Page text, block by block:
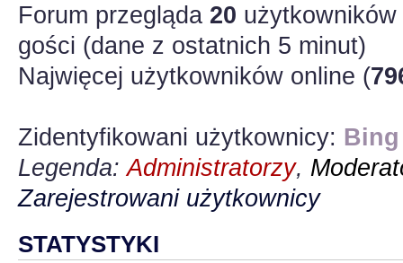
Forum przegląda 20
gości (dane z ostatnich 5 minut)
Najwięcej użytkowników online (
Zidentyfikowani użytkownicy:
Legenda:Administratorzy,
Zarejestrowani użytkownicy
STATYSTYKI